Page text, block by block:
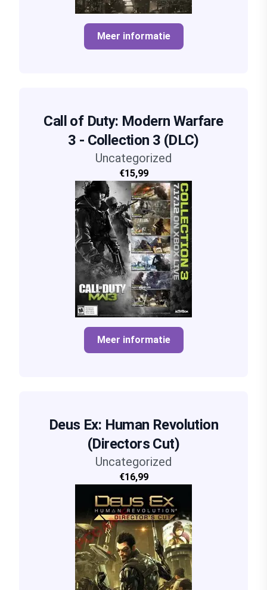
Meer informatie
Call of Duty: Modern Warfare
3 - Collection 3 (DLC)
Uncategorized
€15,99
Meer informatie
Deus Ex: Human Revolution
(Directors Cut)
Uncategorized
€16,99